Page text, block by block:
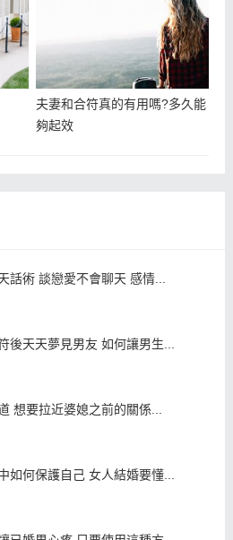
夫妻和合符真的有用嗎?多久能
夠起效
話術 談戀愛不會聊天 感情...
後天天夢見男友 如何讓男生...
想要拉近婆媳之前的關係...
如何保護自己 女人結婚要懂...